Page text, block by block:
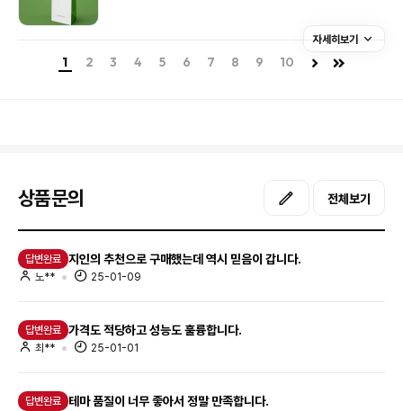
자세히보기
1 2 3 4 5 6 7 8 9 10
상품문의 전체보기
답변완료 지인의 추천으로 구매했는데 역시 믿음이 갑니다.
노** 25-01-09
답변완료 가격도 적당하고 성능도 훌륭합니다.
최** 25-01-01
답변완료 테마 품질이 너무 좋아서 정말 만족합니다.